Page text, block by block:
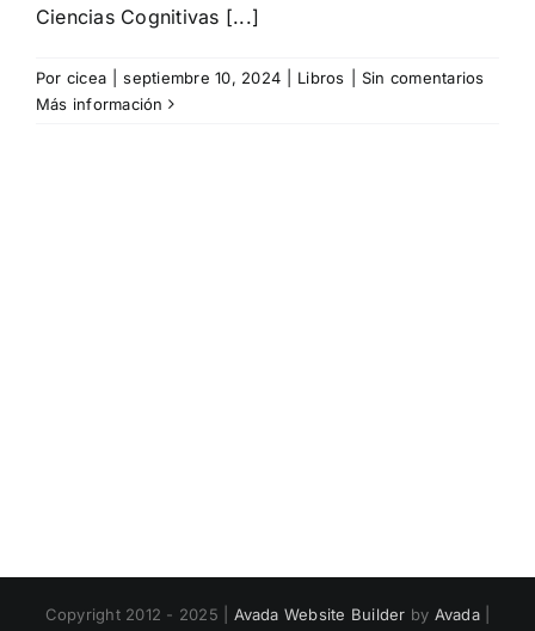
Ciencias Cognitivas [...]
Por cicea septiembre 10, 2024 Libros
Sin comentarios
Más información
Copyright 2012 - 2025 | Avada Website Builder by Avada|